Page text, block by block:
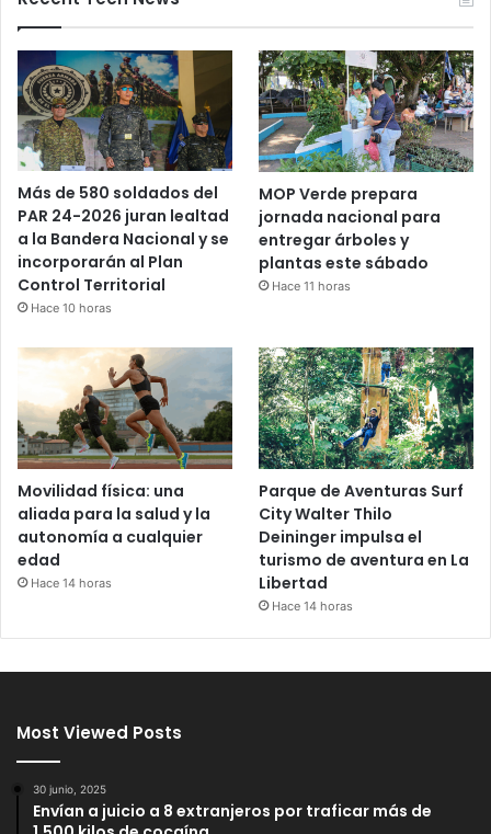
Más de 580 soldados del
PAR 24-2026 juran lealtad
a la Bandera Nacional y se
incorporarán al Plan
Control Territorial
Hace 10 horas
MOP Verde prepara
jornada nacional para
entregar árboles y
plantas este sábado
Hace 11 horas
Movilidad física: una
aliada para la salud y la
autonomía a cualquier
edad
Hace 14 horas
Parque de Aventuras Surf
City Walter Thilo
Deininger impulsa el
turismo de aventura en La
Libertad
Hace 14 horas
Most Viewed Posts
30 junio, 2025
Envían a juicio a 8 extranjeros por traficar más de